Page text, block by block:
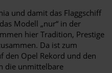
und damit das Flaggschiff
Modell „nur“ in der
hier Tradition, Prestige
Da ist zum
den Opel Rekord und den
die unmittelbare